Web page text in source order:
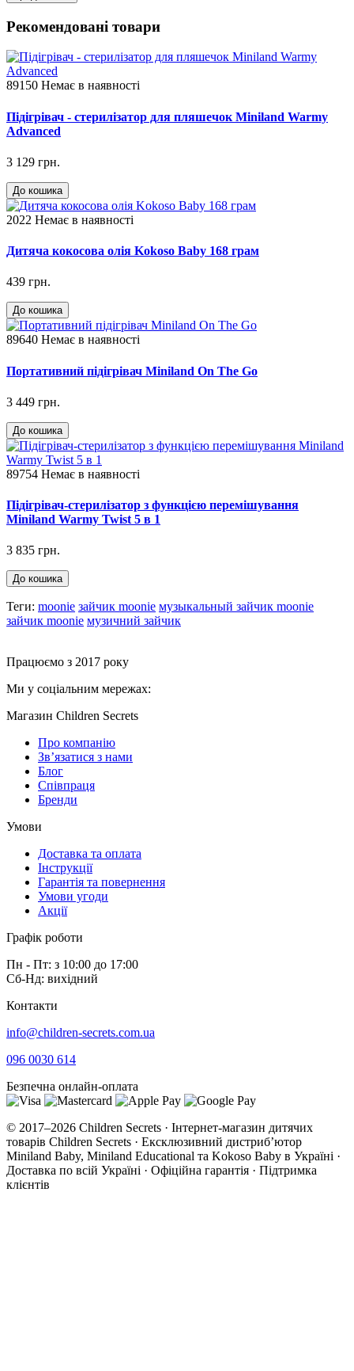
Рекомендовані товари
89150 Немає в наявності
Підігрівач - cтерилізатор для пляшечок Miniland Warmy
Advanced
3 129 грн.
До кошика
2022 Немає в наявності
Дитяча кокосова олія Kokoso Baby 168 грам
439 грн.
До кошика
89640 Немає в наявності
Портативний підігрівач Miniland On The Go
3 449 грн.
До кошика
89754 Немає в наявності
Підігрівач-cтерилізатор з функцією перемішування
Miniland Warmy Twist 5 в 1
3 835 грн.
До кошика
Теги: moonie зайчик moonie музыкальный зайчик moonie
зайчик moonie музичний зайчик
Працюємо з 2017 року
Ми у соціальним мережах:
Магазин Children Secrets
Про компанію
Зв’язатися з нами
Блог
Співпраця
Бренди
Умови
Доставка та оплата
Інструкції
Гарантія та повернення
Умови угоди
Акції
Графік роботи
Пн - Пт: з 10:00 до 17:00
Сб-Нд: вихідний
Контакти
info@children-secrets.com.ua
096 0030 614
Безпечна онлайн-оплата
© 2017–2026 Children Secrets · Інтернет-магазин дитячих
товарів Children Secrets · Ексклюзивний дистриб’ютор
Miniland Baby, Miniland Educational та Kokoso Baby в Україні ·
Доставка по всій Україні · Офіційна гарантія · Підтримка
клієнтів